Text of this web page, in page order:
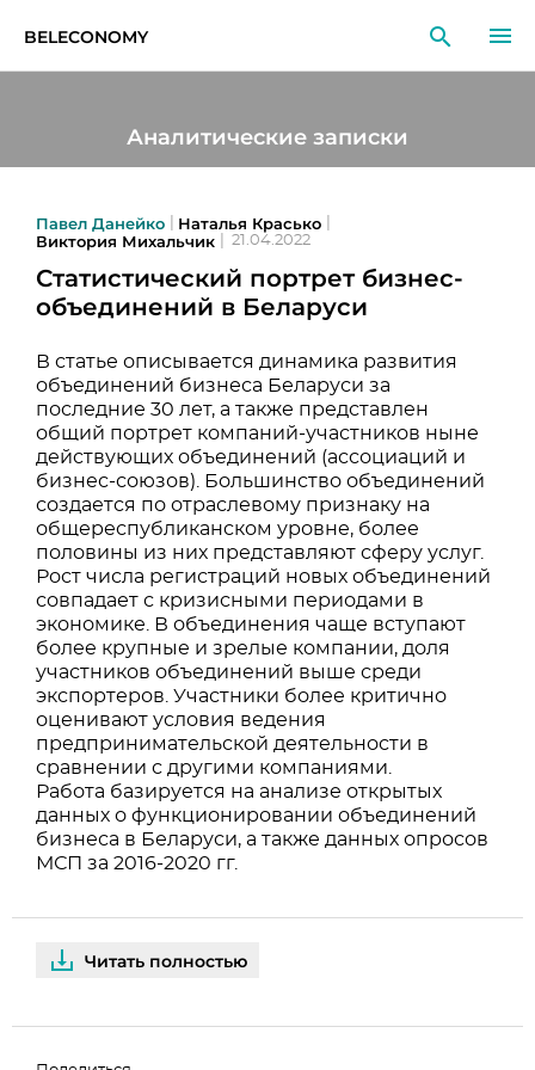
BELECONOMY
ИССЛЕДОВАНИЯ
ОБРАЗОВАНИЕ
Аналитические записки
Павел Данейко Наталья Красько
Виктория Михальчик 21.04.2022
Статистический портрет бизнес-
объединений в Беларуси
В статье описывается динамика развития
объединений бизнеса Беларуси за
последние 30 лет, а также представлен
общий портрет компаний-участников ныне
действующих объединений (ассоциаций и
бизнес-союзов). Большинство объединений
создается по отраслевому признаку на
общереспубликанском уровне, более
половины из них представляют сферу услуг.
Рост числа регистраций новых объединений
совпадает с кризисными периодами в
экономике. В объединения чаще вступают
более крупные и зрелые компании, доля
участников объединений выше среди
экспортеров. Участники более критично
оценивают условия ведения
предпринимательской деятельности в
сравнении с другими компаниями.
Работа базируется на анализе открытых
данных о функционировании объединений
бизнеса в Беларуси, а также данных опросов
МСП за 2016-2020 гг.
Читать полностью